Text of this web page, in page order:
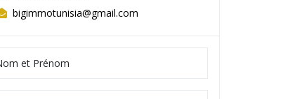
bigimmotunisia@gmail.com